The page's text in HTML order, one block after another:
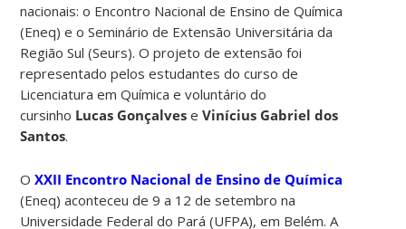
nacionais: o Encontro Nacional de Ensino de Química
(Eneq) e o Seminário de Extensão Universitária da
Região Sul (Seurs). O projeto de extensão foi
representado pelos estudantes do curso de
Licenciatura em Química e voluntário do
cursinho Lucas Gonçalves eVinícius Gabriel dos
Santos.
OXXII Encontro Nacional de Ensino de Química
(Eneq) aconteceu de 9 a 12 de setembro na
Universidade Federal do Pará (UFPA), em Belém. A